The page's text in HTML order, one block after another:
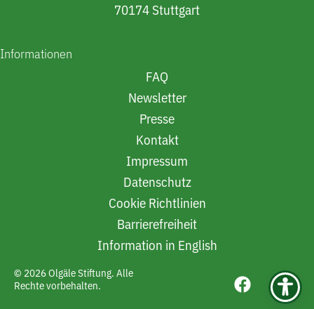
70174 Stuttgart
Informationen
FAQ
Newsletter
Presse
Kontakt
Impressum
Datenschutz
Cookie Richtlinien
Barrierefreiheit
Information in English
© 2026 Olgäle Stiftung. Alle
Rechte vorbehalten.